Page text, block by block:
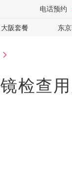
电话预约
大阪套餐
心脑血管
可选: 肠镜
东
全部
检查